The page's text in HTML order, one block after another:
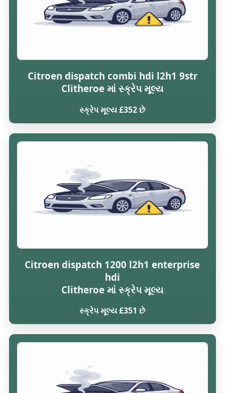
Citroen dispatch combi hdi l2h1 9str
Clitheroe માં સ્ક્રેપ મૂલ્ય
સ્ક્રેપ મૂલ્ય £352 છે
Citroen dispatch 1200 l2h1 enterprise
hdi
Clitheroe માં સ્ક્રેપ મૂલ્ય
સ્ક્રેપ મૂલ્ય £351 છે